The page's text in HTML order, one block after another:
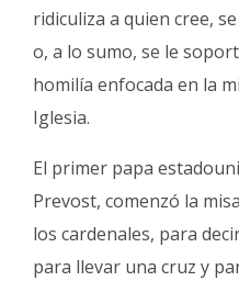
ridiculiza a quien cree,
o, a lo sumo, se le
homilía enfocada en la
Iglesia.
El primer papa
Prevost, comenzó la
los cardenales, para
para llevar una cruz y